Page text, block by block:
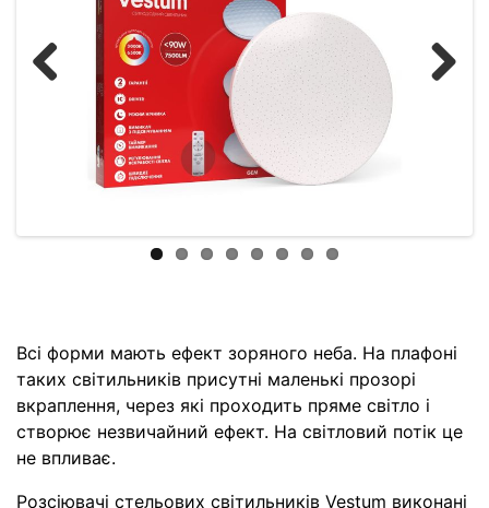
Previous
Всі форми мають ефект зоряного неба. На плафоні
таких світильників присутні маленькі прозорі
вкраплення, через які проходить пряме світло і
створює незвичайний ефект. На світловий потік це
не впливає.
Розсіювачі стельових світильників Vestum виконані